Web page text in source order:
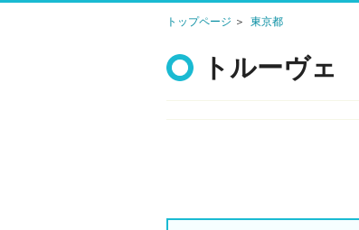
トップページ 東京都
トルーヴェ